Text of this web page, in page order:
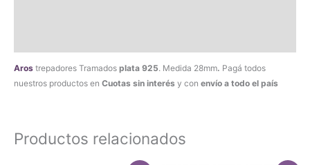
Aros trepadores Tramados plata 925. Medida 28mm. Pagá todos
nuestros productos en Cuotas sin interés y con envío a todo el país
Productos relacionados